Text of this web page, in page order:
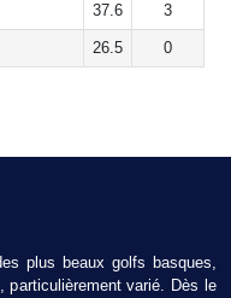
37.6 3
26.5 0
plus beaux golfs basques,
particulièrement varié. Dès le